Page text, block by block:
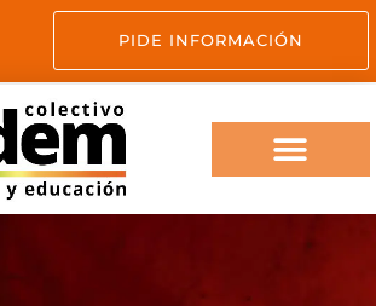
PIDE INFORMACIÓN